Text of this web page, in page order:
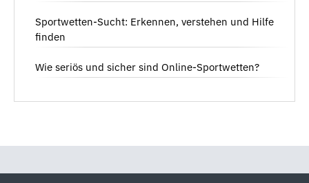
Sportwetten-Sucht: Erkennen, verstehen und Hilfe
finden
Wie seriös und sicher sind Online-Sportwetten?